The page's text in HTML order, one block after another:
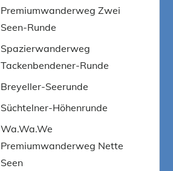
Premiumwanderweg Zwei
Seen-Runde
Spazierwanderweg
Tackenbendener-Runde
Breyeller-Seerunde
Süchtelner-Höhenrunde
Wa.Wa.We
Premiumwanderweg Nette
Seen